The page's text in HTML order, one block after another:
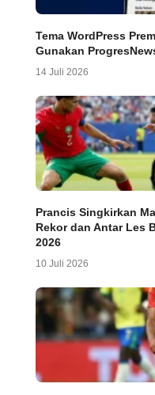
Tema WordPress
Gunakan
14 Juli 2026
Prancis Singkirkan
Rekor dan Antar Les
2026
10 Juli 2026